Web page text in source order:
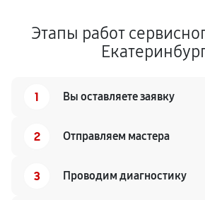
Этапы работ
1 Вы оставляете заявку
2 Отправляем мастера
3 Проводим диагностику